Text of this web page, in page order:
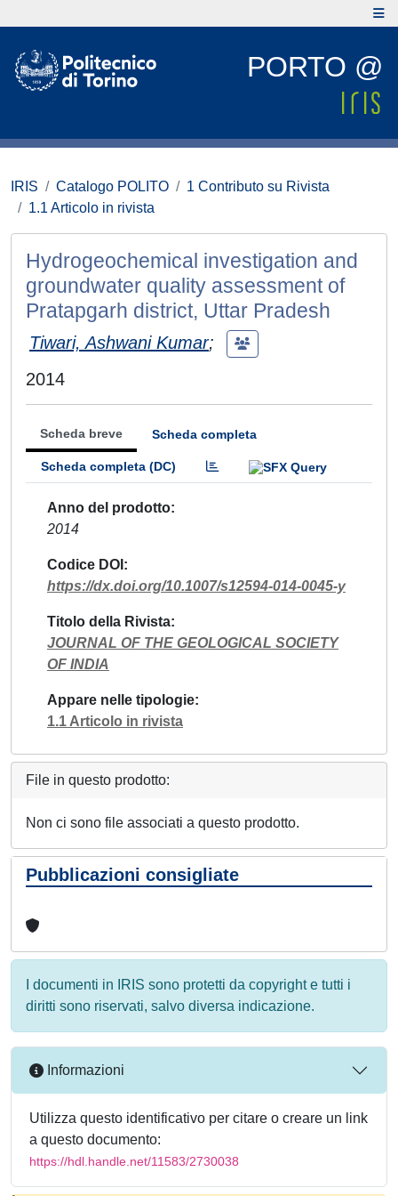
PORTO @
IRIS Catalogo POLITO
1 Contributo su Rivista
1.1 Articolo in rivista
Hydrogeochemical investigation and
groundwater quality assessment of
Pratapgarh district, Uttar Pradesh
Tiwari, Ashwani Kumar;
2014
Scheda breve Scheda completa
Scheda completa (DC)
Anno del prodotto
2014
Codice DOI
https://dx.doi.org/10.1007/s12594-014-0045-y
Titolo della Rivista
JOURNAL OF THE GEOLOGICAL SOCIETY
OF INDIA
Appare nelle tipologie
1.1 Articolo in rivista
File in questo prodotto:
Non ci sono file associati a questo prodotto.
Pubblicazioni consigliate
I documenti in IRIS sono protetti da copyright e tutti i
diritti sono riservati, salvo diversa indicazione.
Informazioni
Utilizza questo identificativo per citare o creare un link
a questo documento:
https://hdl.handle.net/11583/2730038